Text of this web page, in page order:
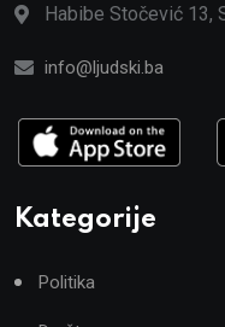
Habibe Stočević 13,
info@ljudski.ba
Kategorije
Politika